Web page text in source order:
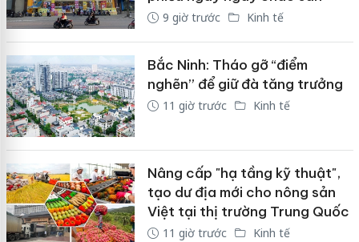
9 giờ trước Kinh tế
Bắc Ninh: Tháo gỡ “điểm
nghẽn” để giữ đà tăng trưởng
11 giờ trước Kinh tế
Nâng cấp "hạ tầng kỹ thuật",
tạo dư địa mới cho nông sản
Việt tại thị trường Trung Quốc
11 giờ trước Kinh tế